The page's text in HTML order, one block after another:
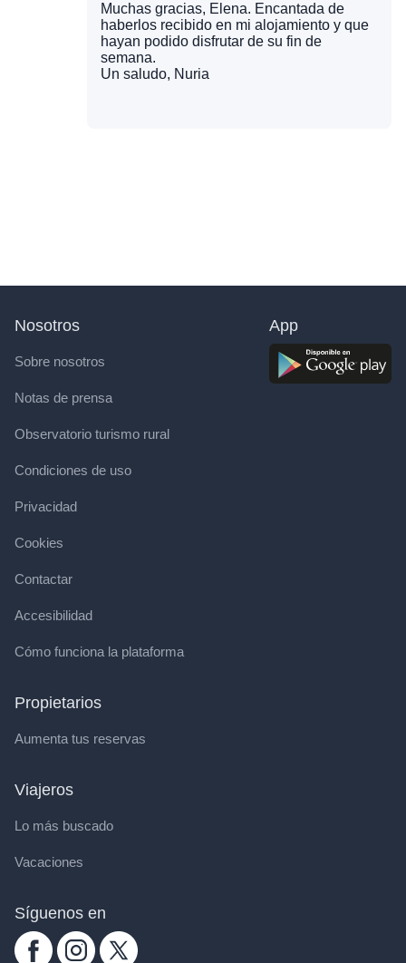
Muchas gracias, Elena. Encantada de
haberlos recibido en mi alojamiento y que
hayan podido disfrutar de su fin de
semana.
Un saludo, Nuria
Nosotros
Sobre nosotros
Notas de prensa
Observatorio turismo rural
Condiciones de uso
Privacidad
Cookies
Contactar
Accesibilidad
Cómo funciona la plataforma
Propietarios
Aumenta tus reservas
Viajeros
Lo más buscado
Vacaciones
App
Síguenos en